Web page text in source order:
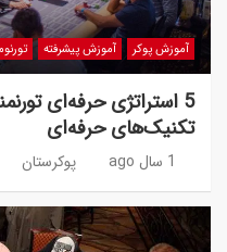
آموزش پوکر آموزش پیشرفته
5 استراتژی حرفه‌ای
تکنیک‌های حرفه‌ای
1 سال ago پوکرستان